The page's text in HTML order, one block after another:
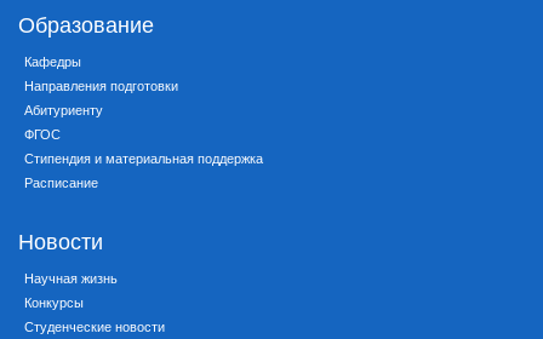
Образование
Кафедры
Направления подготовки
Абитуриенту
ФГОС
Стипендия и материальная поддержка
Расписание
Новости
Научная жизнь
Конкурсы
Студенческие новости